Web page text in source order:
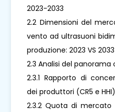
2023-2033
2.2 Dimensioni del
vento ad ultrasuoni
produzione: 2023 VS 2033
2.3 Analisi del
2.3.1 Rapporto di
dei produttori (CR5 e HHI)
2.3.2 Quota di mercato